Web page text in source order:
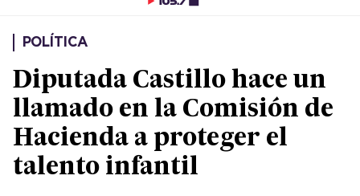
POLÍTICA
Diputada Castillo hace un
llamado en la Comisión de
Hacienda a proteger el
talento infantil